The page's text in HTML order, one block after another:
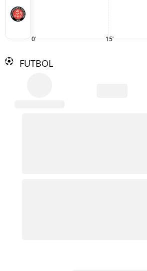
0' 15'
FUTBOL